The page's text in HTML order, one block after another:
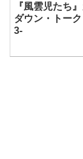
『風雲児たち
ダウン・トー
3‐